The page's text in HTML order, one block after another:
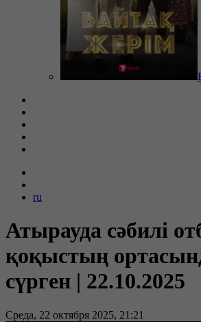
ru
Атырауда сәбилі
қоқыстың
сүрген | 22.10.2025
Среда, 22 октября 2025, 21:21